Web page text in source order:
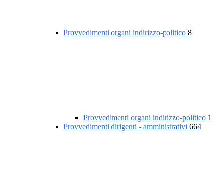
Provvedimenti organi indirizzo-politico 8
Provvedimenti organi indirizzo-politico 1
Provvedimenti dirigenti - amministrativi 664